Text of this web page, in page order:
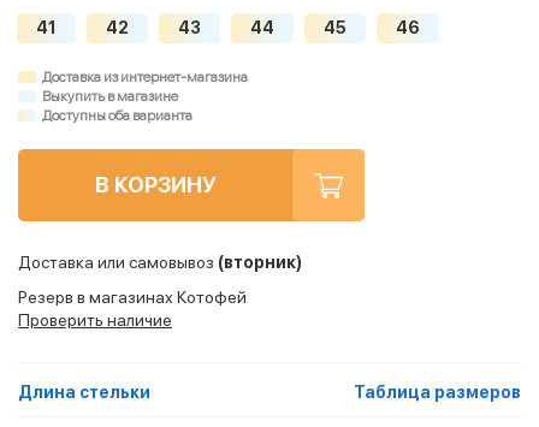
41 42 43 44 45 46
Доставка из интернет-магазина
Выкупить в магазине
Доступны оба варианта
В КОРЗИНУ
Доставка или самовывоз (вторник)
Резерв в магазинах Котофей
Проверить наличие
Длина стельки Таблица размеров